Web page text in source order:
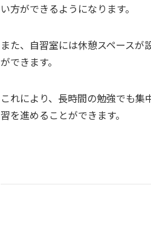
い方ができるようになります。
また、自習室には休憩スペース
ができます。
これにより、長時間の勉強でも
習を進めることができます。